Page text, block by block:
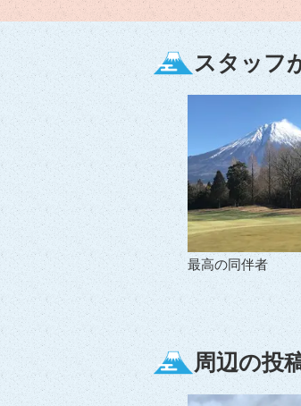
スタッフ
最高の同伴者
周辺の投